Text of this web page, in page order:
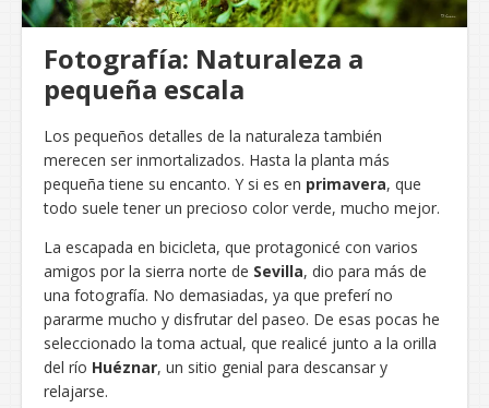
Fotografía: Naturaleza a
pequeña escala
Los pequeños detalles de la naturaleza también
merecen ser inmortalizados. Hasta la planta más
pequeña tiene su encanto. Y si es en primavera, que
todo suele tener un precioso color verde, mucho mejor.
La escapada en bicicleta, que protagonicé con varios
amigos por la sierra norte de Sevilla, dio para más de
una fotografía. No demasiadas, ya que preferí no
pararme mucho y disfrutar del paseo. De esas pocas he
seleccionado la toma actual, que realicé junto a la orilla
del río Huéznar, un sitio genial para descansar y
relajarse.